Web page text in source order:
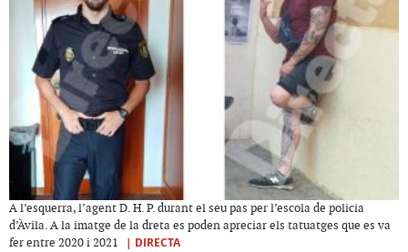
A l’esquerra, l’agent D. H. P. durant el seu pas per l’escola de policia
d’Àvila. A la imatge de la dreta es poden apreciar els tatuatges que es va
fer entre 2020 i 2021
| DIRECTA